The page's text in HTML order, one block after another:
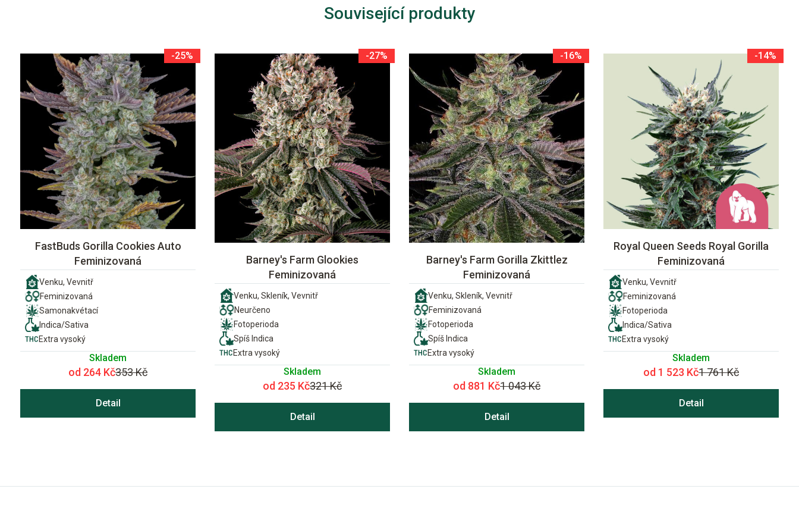
Související produkty
-25%
FastBuds Gorilla Cookies Auto
Feminizovaná
Venku, Vevnitř
Feminizovaná
Samonakvétací
Indica/Sativa
Extra vysoký
Skladem
od 264 Kč353 Kč
Detail
-27%
Barney's Farm Glookies
Feminizovaná
Venku, Skleník, Vevnitř
Neurčeno
Fotoperioda
Spíš Indica
Extra vysoký
Skladem
od 235 Kč321 Kč
Detail
-16%
Barney's Farm Gorilla Zkittlez
Feminizovaná
Venku, Skleník, Vevnitř
Feminizovaná
Fotoperioda
Spíš Indica
Extra vysoký
Skladem
od 881 Kč1 043 Kč
Detail
-14%
Royal Queen Seeds Royal Gorilla
Feminizovaná
Venku, Vevnitř
Feminizovaná
Fotoperioda
Indica/Sativa
Extra vysoký
Skladem
od 1 523 Kč1 761 Kč
Detail